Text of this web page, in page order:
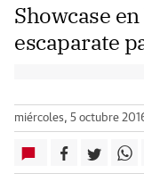
Showcase
escaparate
miércoles, 5 octubre